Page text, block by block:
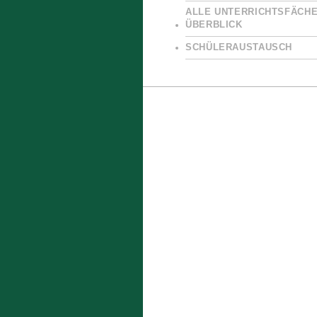
ALLE
ÜBERBLICK
SCHÜLERAUSTAUSCH